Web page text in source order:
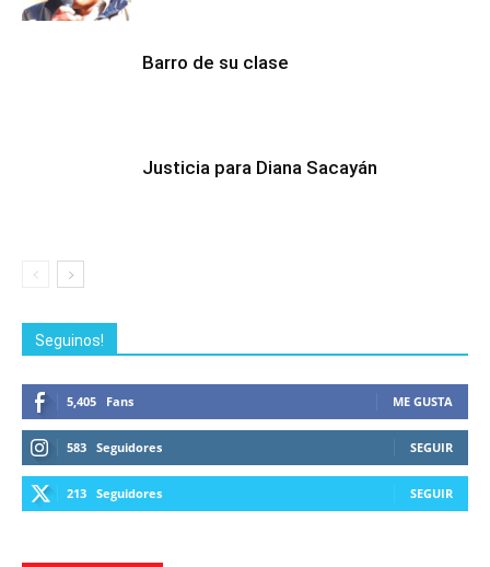
Barro de su clase
Justicia para Diana Sacayán
Seguinos!
5,405 Fans ME GUSTA
583 Seguidores SEGUIR
213 Seguidores SEGUIR